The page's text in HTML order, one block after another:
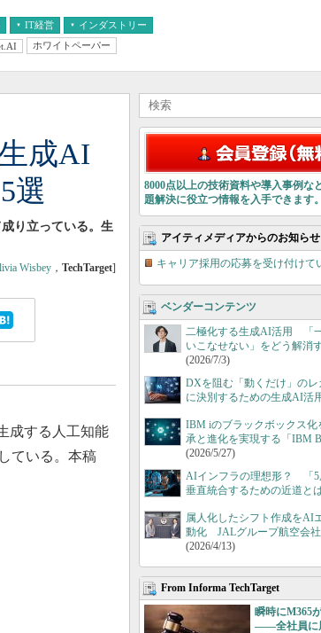
IT経営 インダストリー
ホワイトペーパー
成AI
選
り立っている。生
Wisbey ， TechTarget]
成する人工知能
ている。本稿
8000点以上の技術資料や導入事例な
題解決に役立つ情報を入手できます。
アイティメディアからのお知らせ
キャリア採用の応募を受け付けて
ベンダーコンテンツ
二極化する生成AI活用 「
いこなせない」をどう解消
(2026/7/3)
DXを阻む「動くだけ」のレ
に決別するための生成AI活
IBM iのブラックボックス
承と進化を実現する「IBM
(2026/5/27)
AIインフラの理想形？ 「5
垂直統合するための近道と
属人化したシフト作成をAI
動化 JALグループ航空会
(2026/4/13)
From Informa TechTarget
瞬時にM365
――全社員に